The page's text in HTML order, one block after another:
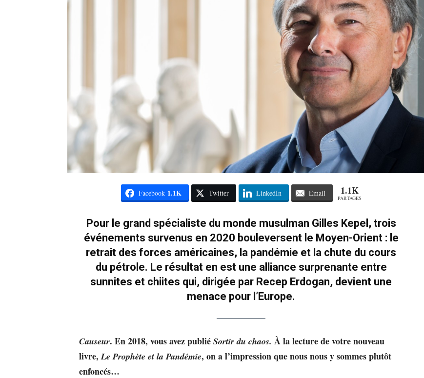
Facebook 1.1K Twitter LinkedIn Email 1.1K
PARTAGES
Pour le grand spécialiste du monde musulman Gilles Kepel, trois
événements survenus en 2020 bouleversent le Moyen-Orient : le
retrait des forces américaines, la pandémie et la chute du cours
du pétrole. Le résultat en est une alliance surprenante entre
sunnites et chiites qui, dirigée par Recep Erdogan, devient une
menace pour l’Europe.
Causeur. En 2018, vous avez publié Sortir du chaos. À la lecture de votre nouveau
livre,Le Prophète et la Pandémie, on a l’impression que nous nous y sommes plutôt
enfoncés…